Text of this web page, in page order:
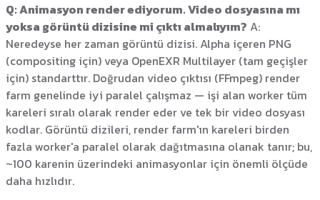
Q: Animasyon render ediyorum. Video dosyasına mı
yoksa görüntü dizisine mi çıktı almalıyım? A:
Neredeyse her zaman görüntü dizisi. Alpha içeren PNG
(compositing için) veya OpenEXR Multilayer (tam geçişler
için) standarttır. Doğrudan video çıktısı (FFmpeg) render
farm genelinde iyi paralel çalışmaz — işi alan worker tüm
kareleri sıralı olarak render eder ve tek bir video dosyası
kodlar. Görüntü dizileri, render farm'ın kareleri birden
fazla worker'a paralel olarak dağıtmasına olanak tanır; bu,
~100 karenin üzerindeki animasyonlar için önemli ölçüde
daha hızlıdır.